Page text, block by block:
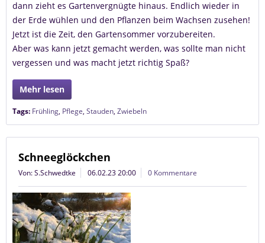
dann zieht es Gartenvergnügte hinaus. Endlich wieder in
der Erde wühlen und den Pflanzen beim Wachsen zusehen!
Jetzt ist die Zeit, den Gartensommer vorzubereiten.
Aber was kann jetzt gemacht werden, was sollte man nicht
vergessen und was macht jetzt richtig Spaß?
Mehr lesen
Tags: Frühling, Pflege, Stauden, Zwiebeln
Schneeglöckchen
Von: S.Schwedtke 06.02.23 20:00 0 Kommentare